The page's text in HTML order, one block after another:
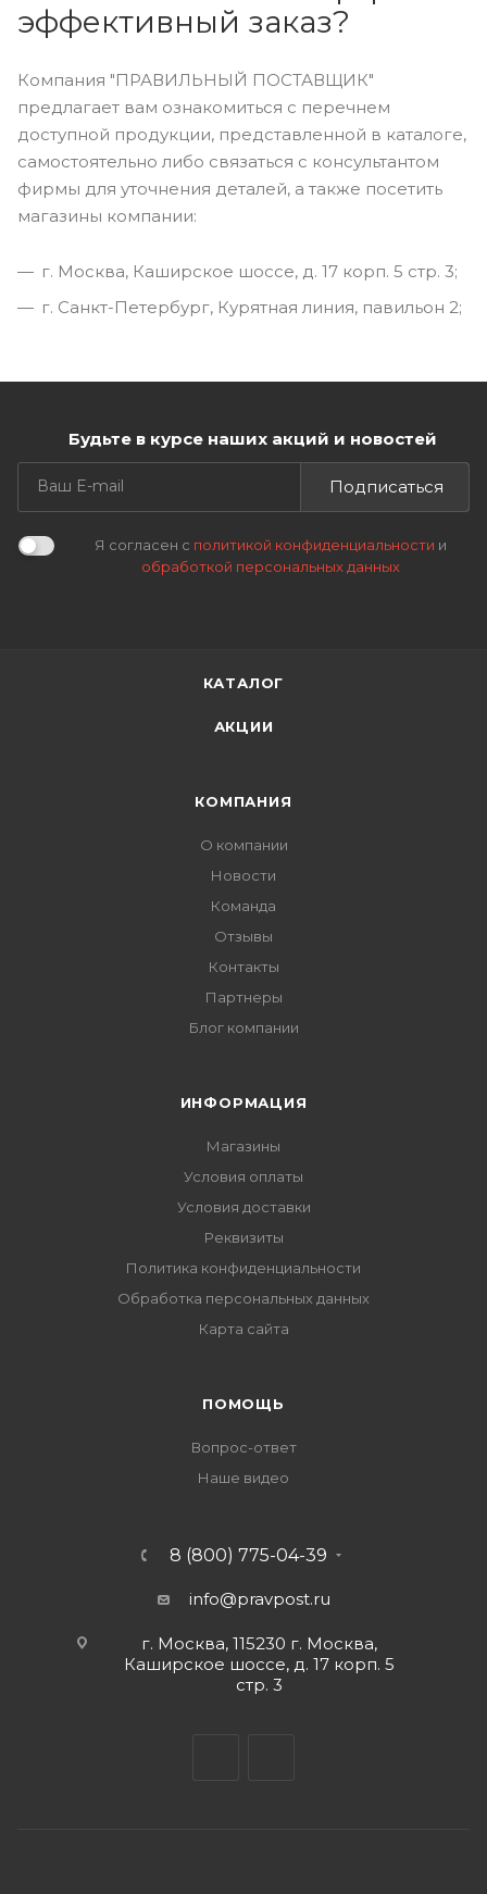
эффективный заказ?
Компания "ПРАВИЛЬНЫЙ ПОСТАВЩИК"
предлагает вам ознакомиться с перечнем
доступной продукции, представленной в каталоге,
самостоятельно либо связаться с консультантом
фирмы для уточнения деталей, а также посетить
магазины компании:
г. Москва, Каширское шоссе, д. 17 корп. 5 стр. 3;
г. Санкт-Петербург, Курятная линия, павильон 2;
Будьте в курсе наших акций и новостей
Подписаться
Я согласен с политикой конфиденциальности и
обработкой персональных данных
КАТАЛОГ
АКЦИИ
КОМПАНИЯ
О компании
Новости
Команда
Отзывы
Контакты
Партнеры
Блог компании
ИНФОРМАЦИЯ
Магазины
Условия оплаты
Условия доставки
Реквизиты
Политика конфиденциальности
Обработка персональных данных
Карта сайта
ПОМОЩЬ
Вопрос-ответ
Наше видео
8 (800) 775-04-39
info@pravpost.ru
г. Москва, 115230 г. Москва,
Каширское шоссе, д. 17 корп. 5
стр. 3